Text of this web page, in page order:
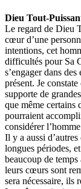
Dieu Tout-
Le regard de Dieu
cœur d’une
intentions, cet
difficultés pour Sa
s’engager dans
présent. Je
supporte de
que même certains
pourraient
considérer
Il y a aussi
longues périodes,
beaucoup de
leurs cœurs sont
sera nécessaire, ils